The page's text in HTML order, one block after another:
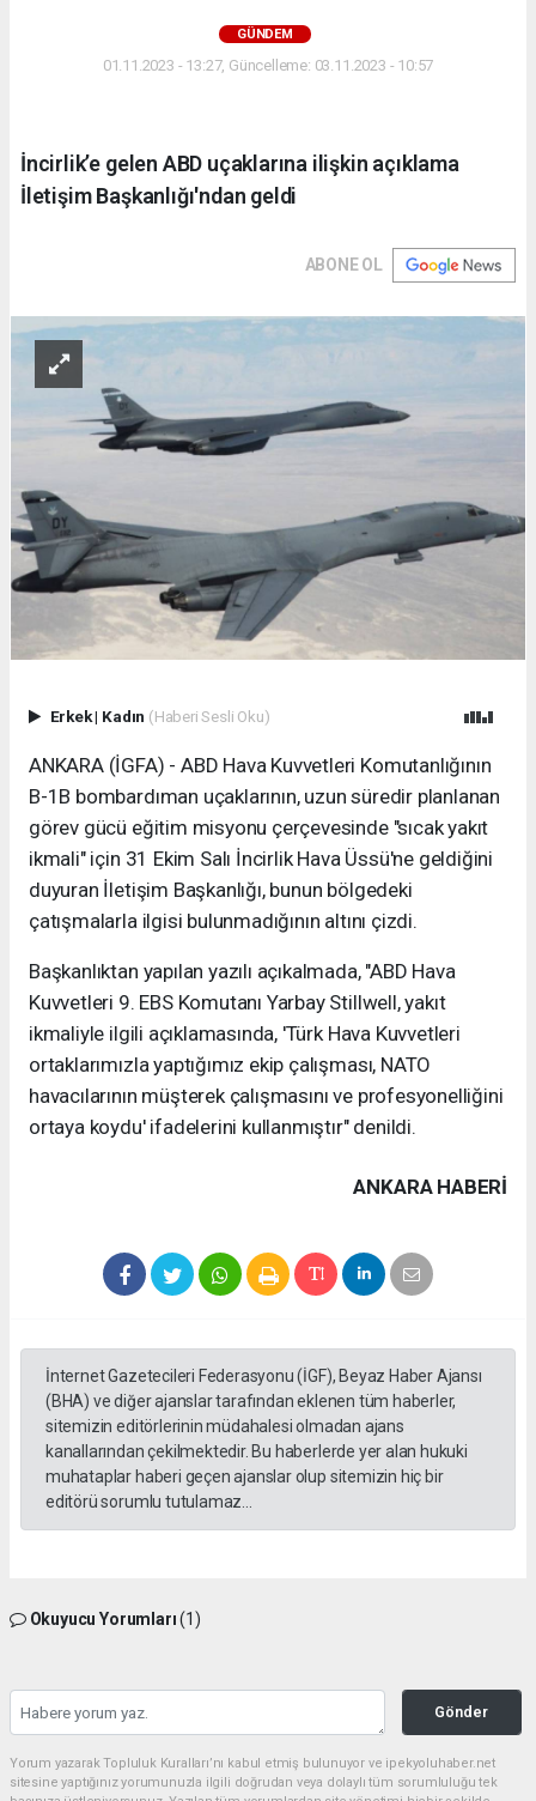
GÜNDEM
01.11.2023 - 13:27, Güncelleme: 03.11.2023 - 10:57
İncirlik’e gelen ABD uçaklarına ilişkin açıklama
İletişim Başkanlığı'ndan geldi
ABONE OL
Erkek| Kadın (Haberi Sesli Oku)
ANKARA (İGFA) - ABD Hava Kuvvetleri Komutanlığının
B-1B bombardıman uçaklarının, uzun süredir planlanan
görev gücü eğitim misyonu çerçevesinde "sıcak yakıt
ikmali" için 31 Ekim Salı İncirlik Hava Üssü'ne geldiğini
duyuran İletişim Başkanlığı, bunun bölgedeki
çatışmalarla ilgisi bulunmadığının altını çizdi.
Başkanlıktan yapılan yazılı açıkalmada, "ABD Hava
Kuvvetleri 9. EBS Komutanı Yarbay Stillwell, yakıt
ikmaliyle ilgili açıklamasında, 'Türk Hava Kuvvetleri
ortaklarımızla yaptığımız ekip çalışması, NATO
havacılarının müşterek çalışmasını ve profesyonelliğini
ortaya koydu' ifadelerini kullanmıştır" denildi.
ANKARA HABERİ
İnternet Gazetecileri Federasyonu (İGF), Beyaz Haber Ajansı
(BHA) ve diğer ajanslar tarafından eklenen tüm haberler,
sitemizin editörlerinin müdahalesi olmadan ajans
kanallarından çekilmektedir. Bu haberlerde yer alan hukuki
muhataplar haberi geçen ajanslar olup sitemizin hiç bir
editörü sorumlu tutulamaz...
Okuyucu Yorumları(1)
Gönder
Yorum yazarak Topluluk Kuralları’nı kabul etmiş bulunuyor ve ipekyoluhaber.net
sitesine yaptığınız yorumunuzla ilgili doğrudan veya dolaylı tüm sorumluluğu tek